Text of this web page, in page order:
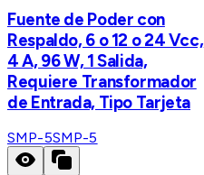
Fuente de Poder con
Respaldo, 6 o 12 o 24 Vcc,
4 A, 96 W, 1 Salida,
Requiere Transformador
de Entrada, Tipo Tarjeta
SMP-5SMP-5